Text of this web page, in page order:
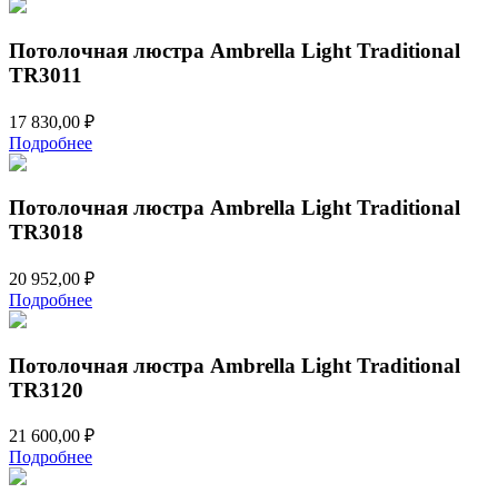
Потолочная люстра Ambrella Light Traditional
TR3011
17 830,00 ₽
Подробнее
Потолочная люстра Ambrella Light Traditional
TR3018
20 952,00 ₽
Подробнее
Потолочная люстра Ambrella Light Traditional
TR3120
21 600,00 ₽
Подробнее